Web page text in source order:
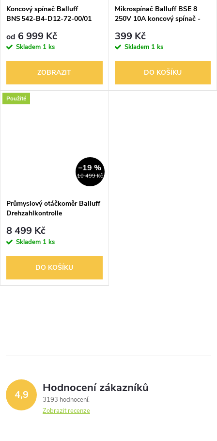
Koncový spínač Balluff
BNS 542‑B4‑D12‑72-00/01
od 6 999 Kč
Skladem 1 ks
ZOBRAZIT
Mikrospínač Balluff BSE 8
250V 10A koncový spínač -
399 Kč
Skladem 1 ks
DO KOŠÍKU
Použité
10 499 Kč
–19 %
Průmyslový otáčkoměr Balluff
Drehzahlkontrolle
8 499 Kč
Skladem 1 ks
DO KOŠÍKU
l
d
a
4,9 Hodnocení zákazníků
3193 hodnocení
Zobrazit recenze